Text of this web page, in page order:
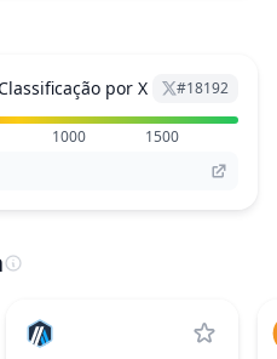
por X #18192
1000
1500